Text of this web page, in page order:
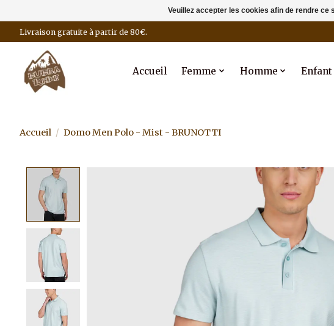
Livraison gratuite à partir de 80€.
Accueil Femme Homme Enfant
Accueil / Domo Men Polo - Mist - BRUNOTTI
Product image slideshow Items
Veuillez accepter les cookies afin de rendre ce